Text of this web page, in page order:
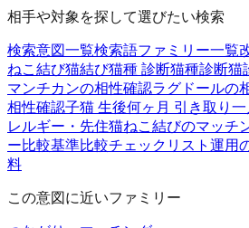
相手や対象を探して選びたい検索
検索意図一覧検索語ファミリー一覧
ねこ結び猫結び猫種 診断猫種診断猫
マンチカンの相性確認ラグドールの
相性確認子猫 生後何ヶ月 引き取り 一
レルギー・先住猫ねこ結びのマッチ
ー比較基準比較チェックリスト 運用
料
この意図に近いファミリー